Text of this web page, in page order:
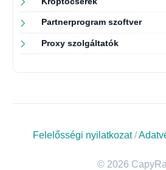
Partnerprogram szoftver
Proxy szolgáltatók
Felelősségi nyilatkozat/
© 2026